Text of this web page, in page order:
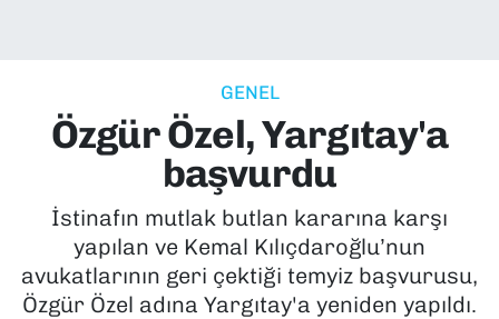
GENEL
Özgür Özel, Yargıtay'a
başvurdu
İstinafın mutlak butlan kararına karşı
yapılan ve Kemal Kılıçdaroğlu’nun
avukatlarının geri çektiği temyiz başvurusu,
Özgür Özel adına Yargıtay'a yeniden yapıldı.
EKONOMİ
KÜLTÜR SANAT
MAGAZİN
Süper Lig Puan Durumu ve Fikstür
Tüm Manşetler
Son Dakika Haberleri
Haber Arşivi